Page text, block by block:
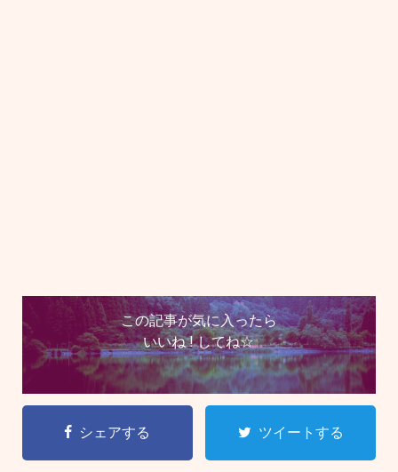
この記事が気に入ったら
いいね ! してね☆
シェアする ツイートする